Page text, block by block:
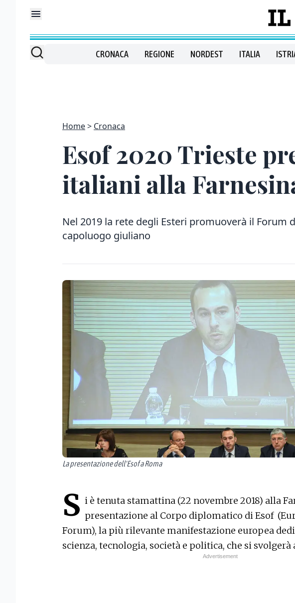
CRONACA REGIONE NORDEST ITALIA
Home Cronaca
Esof 2020 Trieste
italiani alla
Nel 2019 la rete degli Esteri promuoverà il Forum
capoluogo giuliano
La presentazione dell'Esof a Roma
S i è tenuta stamattina (22 novembre 2018) alla
presentazione al Corpo diplomatico di Esof
Forum), la più rilevante manifestazione europea
scienza, tecnologia, società e politica, che si svolgerà